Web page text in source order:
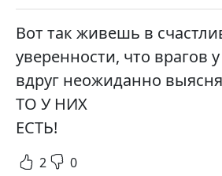
Вот так живешь в
уверенности, что врагов
вдруг неожиданно
ТО У НИХ
ЕСТЬ!
2 0